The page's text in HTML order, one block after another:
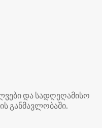
და სადღეღამისო
განმავლობაში.